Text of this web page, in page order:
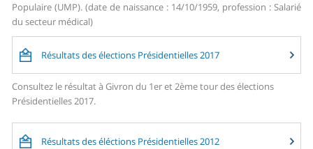
Populaire (UMP). (date de naissance : 14/10/1959, profession : Salarié
du secteur médical)
Résultats des élections Présidentielles 2017
Consultez le résultat à Givron du 1er et 2ème tour des élections
Présidentielles 2017.
Résultats des éléctions Présidentielles 2012